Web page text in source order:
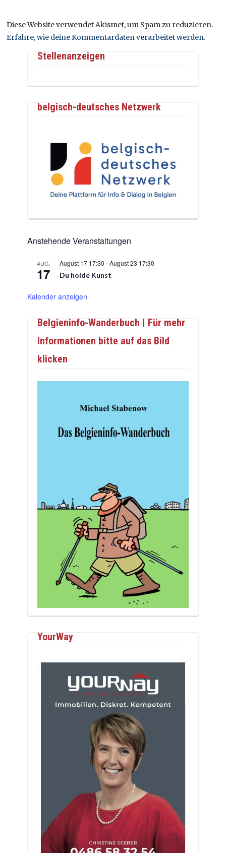
Diese Website verwendet Akismet, um Spam zu reduzieren.
Erfahre, wie deine Kommentardaten verarbeitet werden.
Stellenanzeigen
belgisch-deutsches Netzwerk
Anstehende Veranstaltungen
AUG.
17
August 17 17:30 -August 23 17:30
Du holde Kunst
Kalender anzeigen
Belgieninfo-Wanderbuch | Für mehr
Informationen bitte auf das Bild
klicken
YourWay